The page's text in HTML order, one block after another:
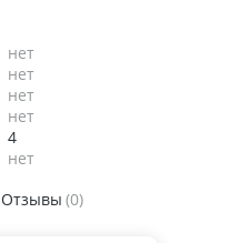
нет
нет
нет
нет
4
нет
Отзывы (0)